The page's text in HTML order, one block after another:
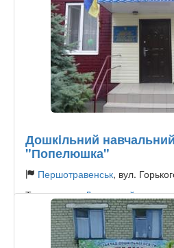
Дошкiльний
"Попелюшка"
Першотравенськ, вул.
Тип садочку:Державний